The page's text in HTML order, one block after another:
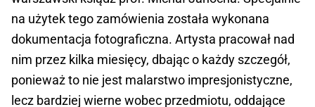
na użytek tego zamówienia została wykonana
dokumentacja fotograficzna. Artysta pracował nad
nim przez kilka miesięcy, dbając o każdy szczegół,
ponieważ to nie jest malarstwo impresjonistyczne,
lecz bardziej wierne wobec przedmiotu, oddające